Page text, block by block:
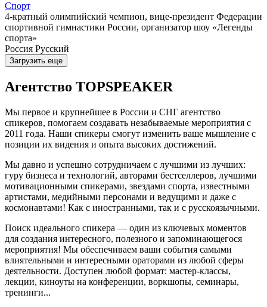
Спорт
4-кратный олимпийский чемпион, вице-президент Федерации
спортивной гимнастики России, организатор шоу «Легенды
спорта»
Россия Русский
Загрузить еще
Агентство TOPSPEAKER
Мы первое и крупнейшее в России и СНГ агентство
спикеров, помогаем создавать незабываемые мероприятия с
2011 года. Наши спикеры смогут изменить ваше мышление с
позиции их видения и опыта высоких достижений.
Мы давно и успешно сотрудничаем с лучшими из лучших:
гуру бизнеса и технологий, авторами бестселлеров, лучшими
мотивационными спикерами, звездами спорта, известными
артистами, медийными персонами и ведущими и даже с
космонавтами! Как с иностранными, так и с русскоязычными.
Поиск идеального спикера — один из ключевых моментов
для создания интересного, полезного и запоминающегося
мероприятия! Мы обеспечиваем ваши события самыми
влиятельными и интересными ораторами из любой сферы
деятельности. Доступен любой формат: мастер-классы,
лекции, киноуты на конференции, воркшопы, семинары,
тренинги...